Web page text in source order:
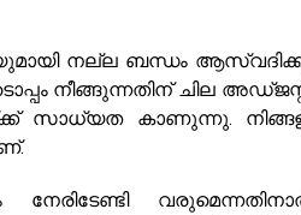
നല്ല ബന്ധം
നീങ്ങുന്നതിന് ചില
കാണുന്നു. നിങ്ങളുടെ